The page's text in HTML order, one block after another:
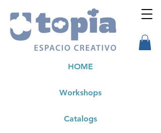
Workshops
HOME
Catalogs